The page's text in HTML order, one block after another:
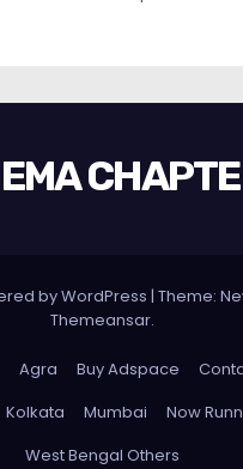
by WordPress | Theme:
Themeansar.
Agra Buy Adspace
Kolkata Mumbai
Now
West Bengal Others